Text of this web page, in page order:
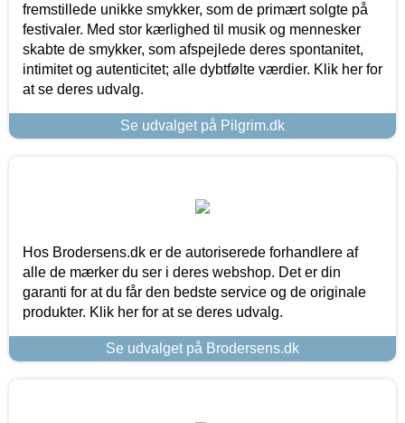
fremstillede unikke smykker, som de primært solgte på
festivaler. Med stor kærlighed til musik og mennesker
skabte de smykker, som afspejlede deres spontanitet,
intimitet og autenticitet; alle dybtfølte værdier. Klik her for
at se deres udvalg.
Se udvalget på Pilgrim.dk
Hos Brodersens.dk er de autoriserede forhandlere af
alle de mærker du ser i deres webshop. Det er din
garanti for at du får den bedste service og de originale
produkter. Klik her for at se deres udvalg.
Se udvalget på Brodersens.dk